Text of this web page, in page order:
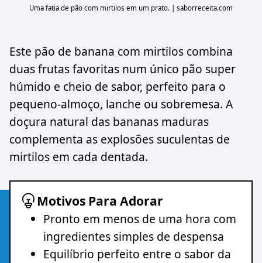
Uma fatia de pão com mirtilos em um prato. | saborreceita.com
Este pão de banana com mirtilos combina
duas frutas favoritas num único pão super
húmido e cheio de sabor, perfeito para o
pequeno-almoço, lanche ou sobremesa. A
doçura natural das bananas maduras
complementa as explosões suculentas de
mirtilos em cada dentada.
Motivos Para Adorar
Pronto em menos de uma hora com
ingredientes simples de despensa
Equilíbrio perfeito entre o sabor da